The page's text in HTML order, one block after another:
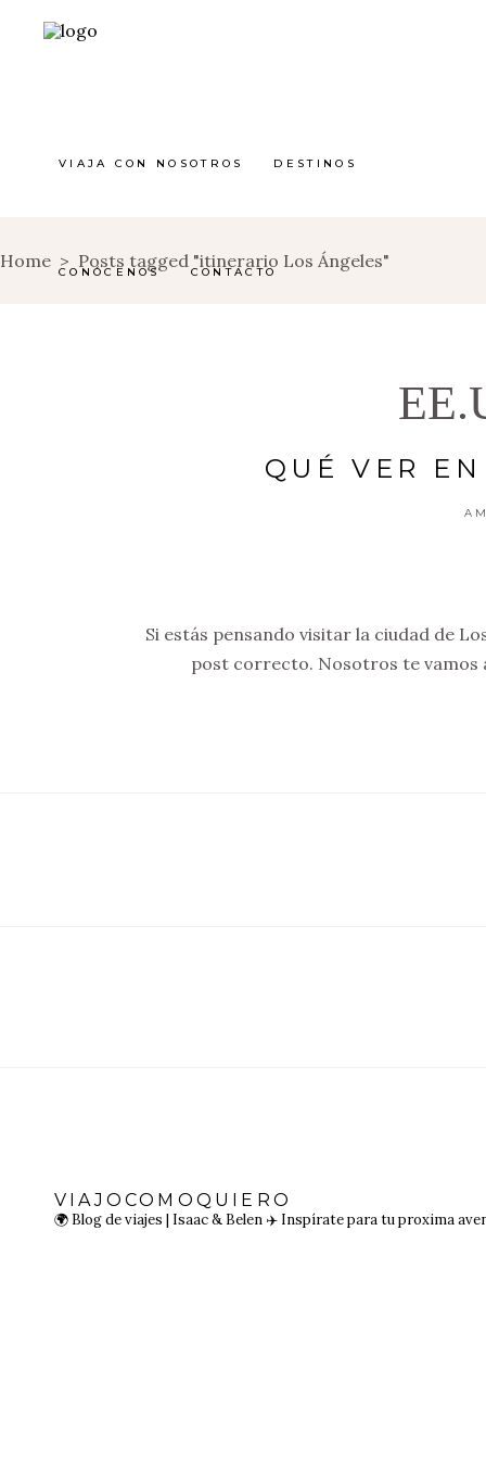
VIAJA CON NOSOTROS DESTINOS
CONÓCENOS CONTACTO
Home > Posts tagged "itinerario Los Ángeles"
QUÉ VER
Si estás pensando visitar la ciudad de
post correcto. Nosotros te vamos
VIAJOCOMOQUIERO
🌍 Blog de viajes | Isaac & Belen ✈️ Inspírate para tu proxima